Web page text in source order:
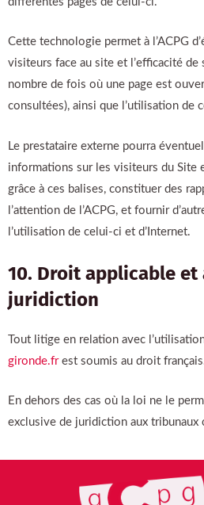
Cette technologie permet à l’ACPG
visiteurs face au site et l’efficacité de
nombre de fois où une page est
consultées), ainsi que l’utilisation de
Le prestataire externe pourra
informations sur les visiteurs du Site
grâce à ces balises, constituer des
l’attention de l’ACPG, et fournir
l’utilisation de celui-ci et d’Internet.
10. Droit applicable
juridiction
Tout litige en relation avec
gironde.frest soumis au droit
En dehors des cas où la loi ne le
exclusive de juridiction aux tribunaux